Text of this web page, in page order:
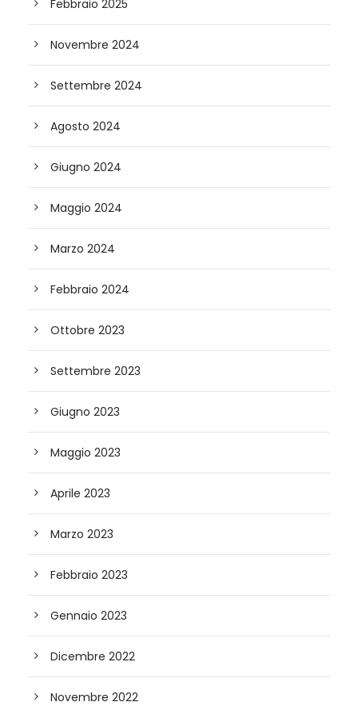
Febbraio 2025
Novembre 2024
Settembre 2024
Agosto 2024
Giugno 2024
Maggio 2024
Marzo 2024
Febbraio 2024
Ottobre 2023
Settembre 2023
Giugno 2023
Maggio 2023
Aprile 2023
Marzo 2023
Febbraio 2023
Gennaio 2023
Dicembre 2022
Novembre 2022